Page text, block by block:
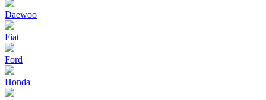
Daewoo
Fiat
Ford
Honda